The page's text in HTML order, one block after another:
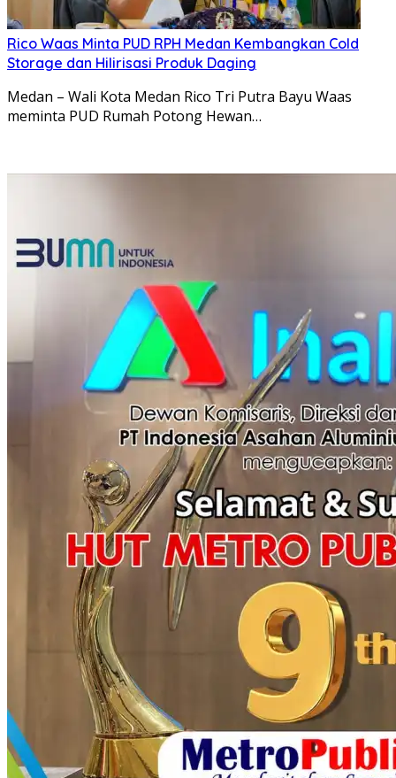
Rico Waas Minta PUD RPH Medan Kembangkan Cold
Storage dan Hilirisasi Produk Daging
Medan – Wali Kota Medan Rico Tri Putra Bayu Waas
meminta PUD Rumah Potong Hewan…